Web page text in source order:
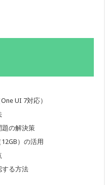
UI 7対応）
題の解決策
）の活用
する方法